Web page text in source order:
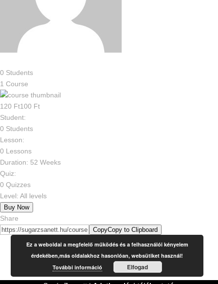
0 Students
1 Course
120 Ft100 Ft
Student:
0 Students
Lesson:
0 Lessons
Duration: 52 Weeks
Quiz:
0 Quizzes
Level: All levels
Buy Now
Share
CopyCopy to Clipboard
Linkedin
Ez a weboldal a megfelelő működés és a felhasználói kényelem
érdekében,más oldalakhoz hasonlóan, websütiket használ!
További információ
Elfogad